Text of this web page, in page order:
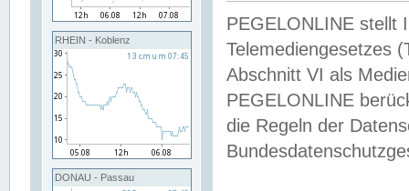
RHEIN - Koblenz
DONAU - Passau
PEGELONLINE stellt
Telemediengesetzes
Abschnitt VI als
PEGELONLINE
die Regeln der